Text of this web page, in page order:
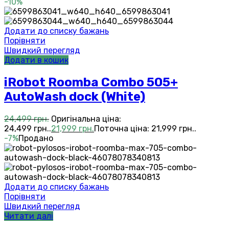
-10%
Додати до списку бажань
Порівняти
Швидкий перегляд
Додати в кошик
iRobot Roomba Combo 505+
AutoWash dock (White)
24,499грн. Оригінальна ціна:
24,499 грн..21,999 грн.Поточна ціна: 21,999 грн..
-7%Продано
Додати до списку бажань
Порівняти
Швидкий перегляд
Читати далі